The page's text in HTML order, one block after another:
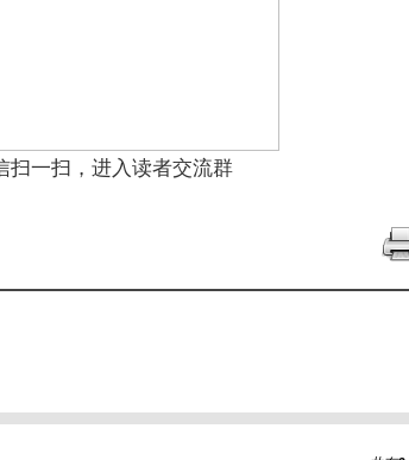
扫一扫，进入读者交流群